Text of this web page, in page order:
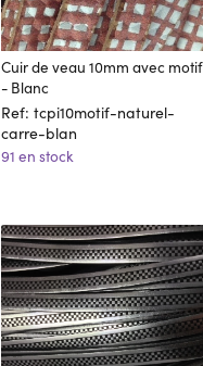
Cuir de veau 10mm avec motif
- Blanc
Ref: tcpi10motif-naturel-
carre-blan
91 en stock